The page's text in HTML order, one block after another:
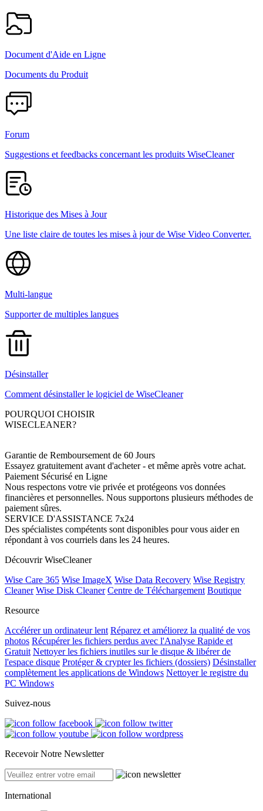
Document d'Aide en Ligne
Documents du Produit
Forum
Suggestions et feedbacks concernant les produits WiseCleaner
Historique des Mises à Jour
Une liste claire de toutes les mises à jour de Wise Video Converter.
Multi-langue
Supporter de multiples langues
Désinstaller
Comment désinstaller le logiciel de WiseCleaner
POURQUOI CHOISIR
WISECLEANER?
Garantie de Remboursement de 60 Jours
Essayez gratuitement avant d'acheter - et même après votre achat.
Paiement Sécurisé en Ligne
Nous respectons votre vie privée et protégeons vos données
financières et personnelles. Nous supportons plusieurs méthodes de
paiement sûres.
SERVICE D'ASSISTANCE 7x24
Des spécialistes compétents sont disponibles pour vous aider en
répondant à vos courriels dans les 24 heures.
Découvrir WiseCleaner
Wise Care 365 Wise ImageX Wise Data Recovery Wise Registry
Cleaner Wise Disk Cleaner Centre de Téléchargement Boutique
Resource
Accélérer un ordinateur lent Réparez et améliorez la qualité de vos
photos Récupérer les fichiers perdus avec l'Analyse Rapide et
Gratuit Nettoyer les fichiers inutiles sur le disque & libérer de
l'espace disque Protéger & crypter les fichiers (dossiers) Désinstaller
complètement les applications de Windows Nettoyer le registre du
PC Windows
Suivez-nous
Recevoir Notre Newsletter
International